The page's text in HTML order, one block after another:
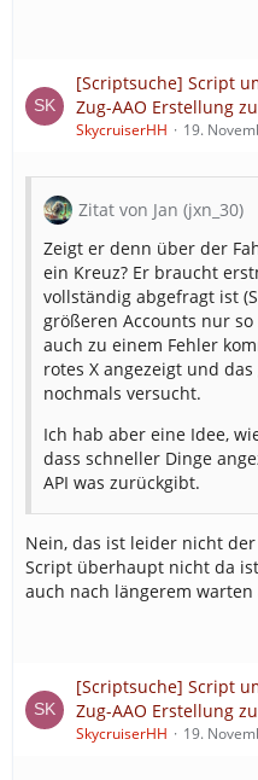
[Scriptsuche] Script
Zug-AAO Erstellung
SkycruiserHH 19.
Zitat von Jan (jxn_30)
Zeigt er denn über der
ein Kreuz? Er braucht
vollständig abgefragt ist
größeren Accounts nur
auch zu einem Fehler
rotes X angezeigt und
nochmals versucht.
Ich hab aber eine Idee,
dass schneller Dinge
API was zurückgibt.
Nein, das ist leider nicht der
Script überhaupt nicht da
auch nach längerem warten
[Scriptsuche] Script
Zug-AAO Erstellung
SkycruiserHH 19.